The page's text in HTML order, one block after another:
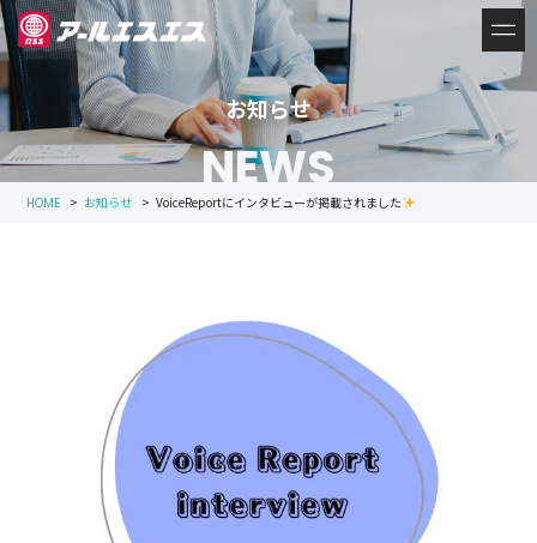
お知らせ
NEWS
HOME > お知らせ > VoiceReportにインタビューが掲載されました